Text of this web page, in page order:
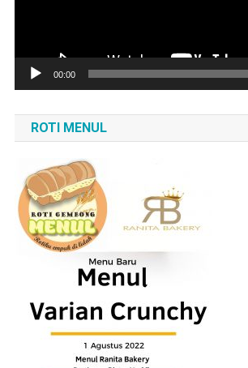
00:00
ROTI MENUL